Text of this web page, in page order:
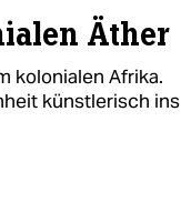
Äther
kolonialen Afrika.
künstlerisch ins